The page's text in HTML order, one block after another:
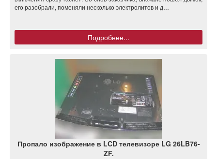
его разобрали, поменяли несколько электролитов и д…
Подробнее...
Пропало изображение в LCD телевизоре LG 26LB76-
ZF.